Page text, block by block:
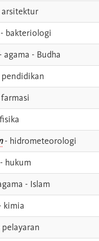
bakteriologi
agama - Budha
- hidrometeorologi
hukum
- Islam
kimia